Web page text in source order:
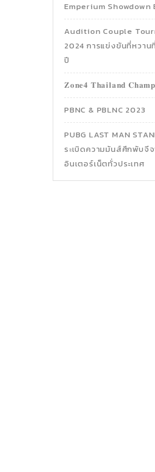
Emperium Showdown
Audition Couple
2024 การแข่งขันที่หวา
ปี
𝐙𝐨𝐧𝐞𝟒 𝐓𝐡𝐚𝐢𝐥𝐚𝐧𝐝
PBNC & PBLNC 2023
PUBG LAST MAN
ระเบิดความมันส์ศึกพับจี
อินเตอร์เน็ตทั่วประเทศ